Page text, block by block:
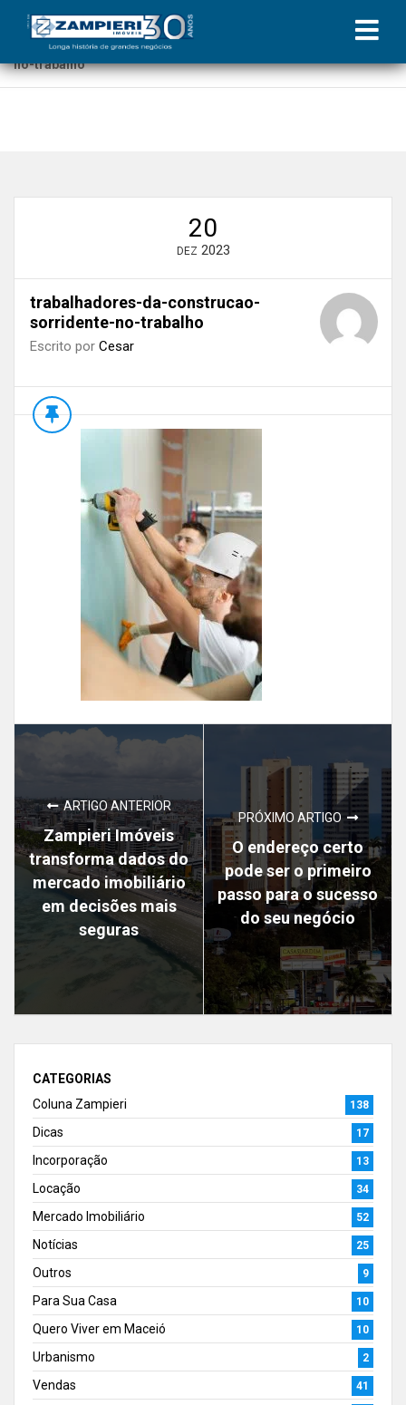
Início»Blog»Procedimentos e boas práticas durante reformas
em condomínios»trabalhadores-da-construcao-sorridente-
no-trabalho
20
DEZ 2023
trabalhadores-da-construcao-
sorridente-no-trabalho
Escrito por Cesar
ARTIGO ANTERIOR
Zampieri Imóveis
transforma dados do
mercado imobiliário
em decisões mais
seguras
PRÓXIMO ARTIGO
O endereço certo
pode ser o primeiro
passo para o sucesso
do seu negócio
CATEGORIAS
Coluna Zampieri
138
Dicas 17
Incorporação 13
Locação 34
Mercado Imobiliário 52
Notícias 25
Outros 9
Para Sua Casa 10
Quero Viver em Maceió 10
Urbanismo 2
Vendas 41